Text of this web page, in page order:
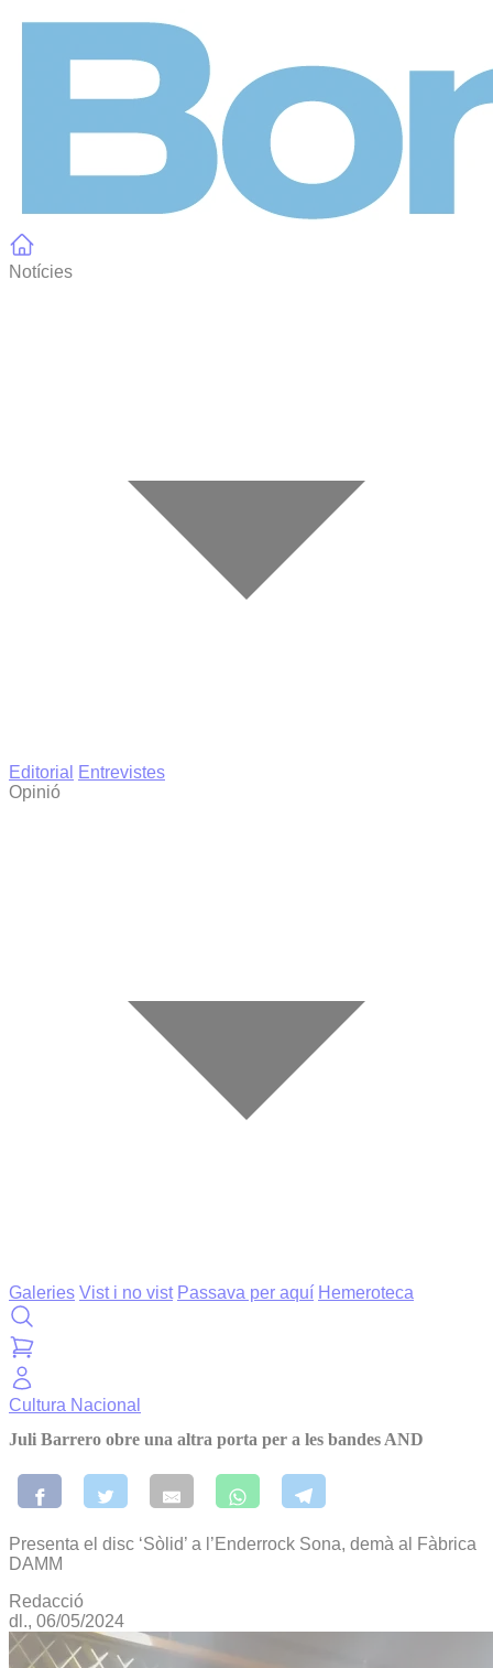
Notícies
Editorial
Entrevistes
Opinió
Galeries Vist i no vist Passava per aquí Hemeroteca
Cultura Nacional
Juli Barrero obre una altra porta per a les bandes AND
Presenta el disc ‘Sòlid’ a l’Enderrock Sona, demà al Fàbrica
DAMM
Redacció
dl., 06/05/2024